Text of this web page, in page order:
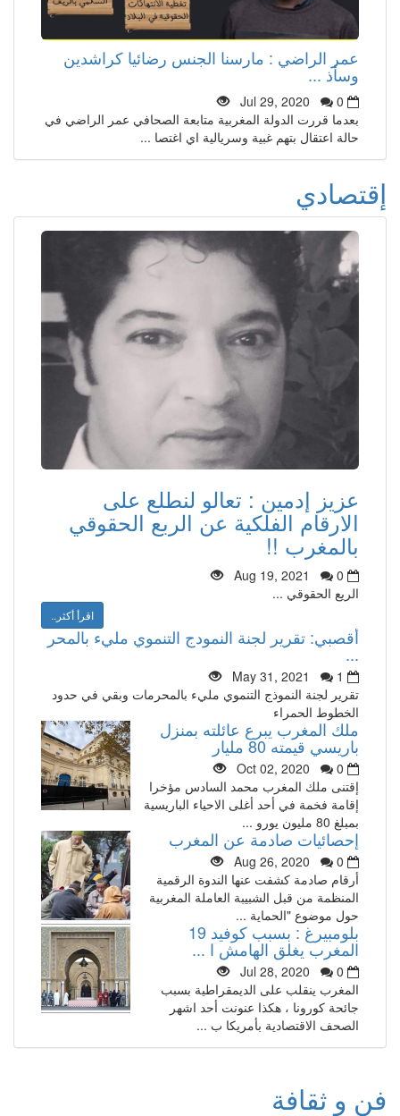
عمر الراضي : مارسنا الجنس رضائيا كراشدين
وسأذ ...
Jul 29, 2020
0
بعدما قررت الدولة المغربية متابعة الصحافي عمر الراضي في
حالة اعتقال بتهم غبية وسريالية اي اغتصا ...
إقتصادي
عزيز إدمين : تعالو لنطلع على
الارقام الفلكية عن الربع الحقوقي
بالمغرب !!
Aug 19, 2021
0
الريع الحقوقي ...
اقرأ أكثر..
أقصبي: تقرير لجنة النمودج التنموي مليء بالمحر
May 31, 2021
1
تقرير لجنة النموذج التنموي مليء بالمحرمات وبقي في حدود
الخطوط الحمراء
ملك المغرب يبرع عائلته بمنزل
باريسي قيمته 80 مليار
Oct 02, 2020
0
إقتنى ملك المغرب محمد السادس مؤخرا
إقامة فخمة في أحد أغلى الاحياء الباريسية
بمبلغ 80 مليون يورو ...
إحصائيات صادمة عن المغرب
Aug 26, 2020
0
أرقام صادمة كشفت عنها الندوة الرقمية
المنظمة من قبل الشبيبة العاملة المغربية
حول موضوع "الحماية ...
بلومبيرغ : بسبب كوفيد 19
المغرب يغلق الهامش ا ...
Jul 28, 2020
0
المغرب ينقلب على الديمقراطية بسبب
جائحة كورونا ، هكذا عنونت أحد اشهر
الصحف الاقتصادية بأمريكا ب ...
فن و ثقافة